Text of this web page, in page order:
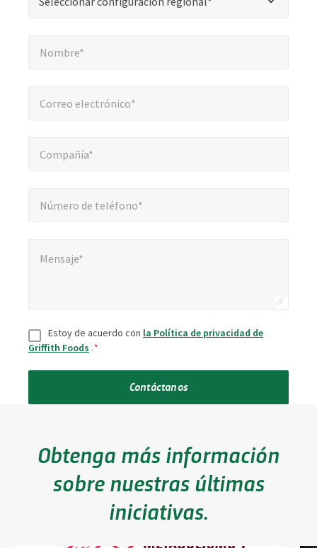
Nombre*
Correo electrónico*
Compañía*
Número de teléfono*
Mensaje*
AceptarEstoy de acuerdo con la Política de privacidad de
Griffith Foods .*
Contáctanos
Obtenga más información
sobre nuestras últimas
iniciativas.